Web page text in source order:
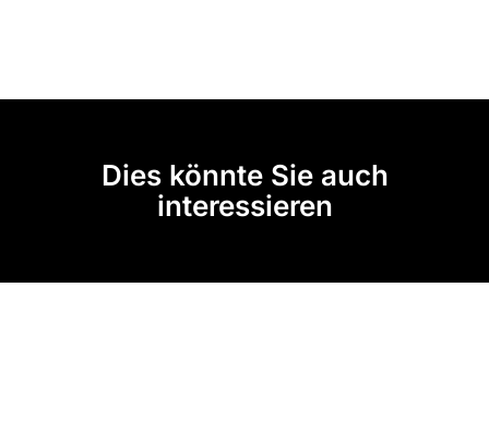
Dies könnte Sie auch
interessieren